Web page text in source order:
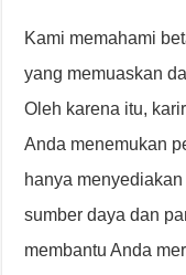
Kami memahami
yang memuaskan
Oleh karena itu,
Anda menemukan
hanya
sumber daya dan
membantu Anda